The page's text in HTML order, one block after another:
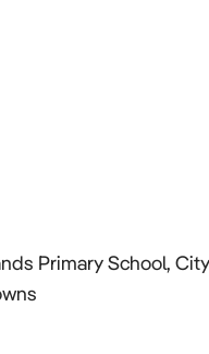
Primary School,